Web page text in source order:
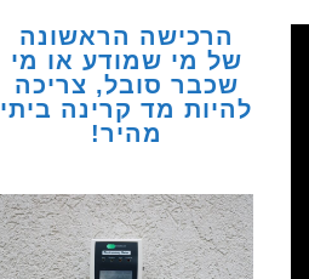
הרכישה הראשונה
של מי שמודע או מי
שכבר סובל, צריכה
להיות מד קרינה ביתי
מהיר!